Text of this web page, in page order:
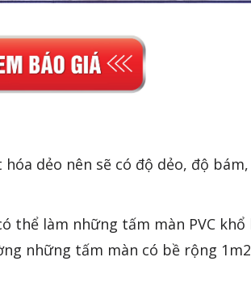
dẻo nên sẽ có độ dẻo, độ
thể làm những tấm màn PVC
những tấm màn có bề rộng